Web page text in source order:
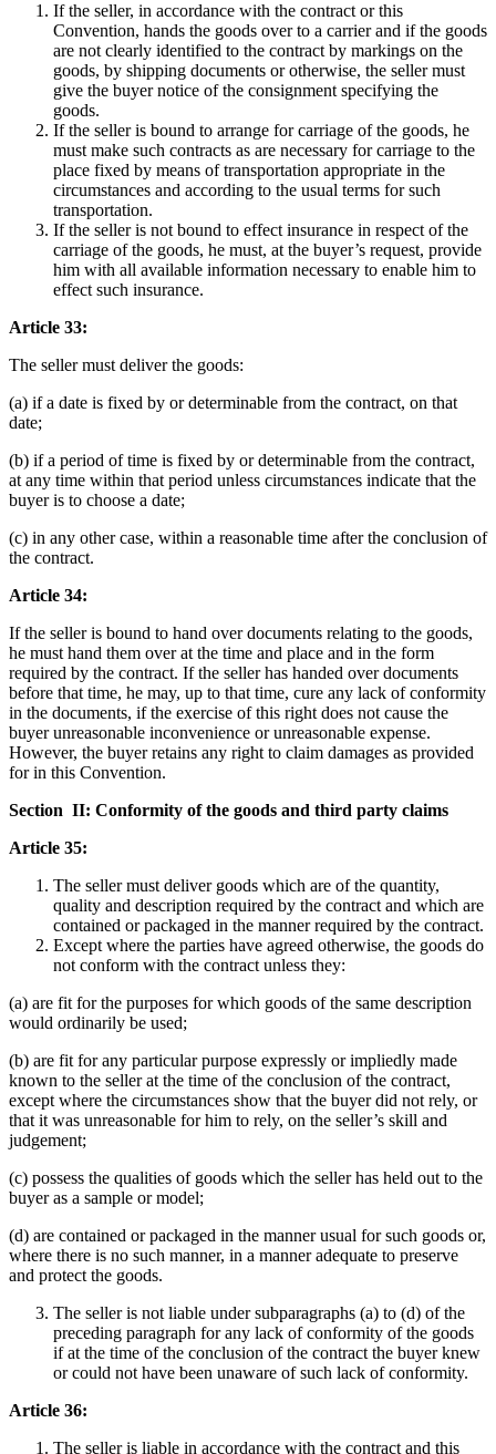
If the seller, in accordance with the contract or this
Convention, hands the goods over to a carrier and if the goods
are not clearly identified to the contract by markings on the
goods, by shipping documents or otherwise, the seller must
give the buyer notice of the consignment specifying the
goods.
If the seller is bound to arrange for carriage of the goods, he
must make such contracts as are necessary for carriage to the
place fixed by means of transportation appropriate in the
circumstances and according to the usual terms for such
transportation.
If the seller is not bound to effect insurance in respect of the
carriage of the goods, he must, at the buyer’s request, provide
him with all available information necessary to enable him to
effect such insurance.
Article 33:
The seller must deliver the goods:
(a) if a date is fixed by or determinable from the contract, on that
date;
(b) if a period of time is fixed by or determinable from the contract,
at any time within that period unless circumstances indicate that the
buyer is to choose a date;
(c) in any other case, within a reasonable time after the conclusion of
the contract.
Article 34:
If the seller is bound to hand over documents relating to the goods,
he must hand them over at the time and place and in the form
required by the contract. If the seller has handed over documents
before that time, he may, up to that time, cure any lack of conformity
in the documents, if the exercise of this right does not cause the
buyer unreasonable inconvenience or unreasonable expense.
However, the buyer retains any right to claim damages as provided
for in this Convention.
Section II: Conformity of the goods and third party claims
Article 35:
The seller must deliver goods which are of the quantity,
quality and description required by the contract and which are
contained or packaged in the manner required by the contract.
Except where the parties have agreed otherwise, the goods do
not conform with the contract unless they:
(a) are fit for the purposes for which goods of the same description
would ordinarily be used;
(b) are fit for any particular purpose expressly or impliedly made
known to the seller at the time of the conclusion of the contract,
except where the circumstances show that the buyer did not rely, or
that it was unreasonable for him to rely, on the seller’s skill and
judgement;
(c) possess the qualities of goods which the seller has held out to the
buyer as a sample or model;
(d) are contained or packaged in the manner usual for such goods or,
where there is no such manner, in a manner adequate to preserve
and protect the goods.
The seller is not liable under subparagraphs (a) to (d) of the
preceding paragraph for any lack of conformity of the goods
if at the time of the conclusion of the contract the buyer knew
or could not have been unaware of such lack of conformity.
Article 36:
The seller is liable in accordance with the contract and this